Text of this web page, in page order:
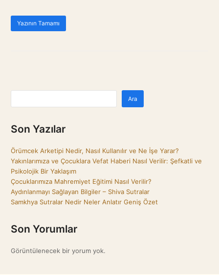
Yazının Tamamı
Ara
Son Yazılar
Örümcek Arketipi Nedir, Nasıl Kullanılır ve Ne İşe Yarar?
Yakınlarımıza ve Çocuklara Vefat Haberi Nasıl Verilir: Şefkatli ve
Psikolojik Bir Yaklaşım
Çocuklarımıza Mahremiyet Eğitimi Nasıl Verilir?
Aydınlanmayı Sağlayan Bilgiler – Shiva Sutralar
Samkhya Sutralar Nedir Neler Anlatır Geniş Özet
Son Yorumlar
Görüntülenecek bir yorum yok.